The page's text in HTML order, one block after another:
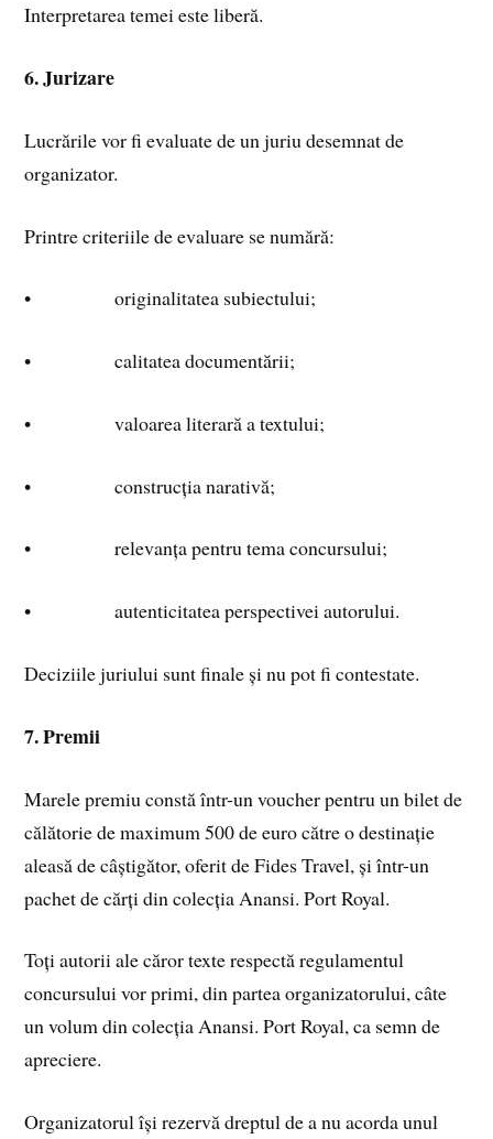
Interpretarea temei este liberă.
6. Jurizare
Lucrările vor fi evaluate de un juriu desemnat de
organizator.
Printre criteriile de evaluare se numără:
• originalitatea subiectului;
• calitatea documentării;
• valoarea literară a textului;
• construcția narativă;
• relevanța pentru tema concursului;
• autenticitatea perspectivei autorului.
Deciziile juriului sunt finale și nu pot fi contestate.
7. Premii
Marele premiu constă într-un voucher pentru un bilet de
călătorie de maximum 500 de euro către o destinație
aleasă de câștigător, oferit de Fides Travel, și într-un
pachet de cărți din colecția Anansi. Port Royal.
Toți autorii ale căror texte respectă regulamentul
concursului vor primi, din partea organizatorului, câte
un volum din colecția Anansi. Port Royal, ca semn de
apreciere.
Organizatorul își rezervă dreptul de a nu acorda unul